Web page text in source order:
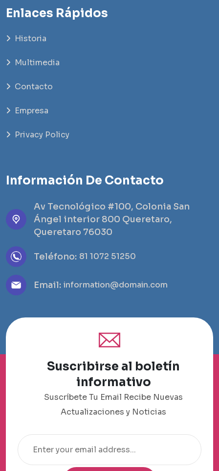
Enlaces Rápidos
Historia
Multimedia
Contacto
Empresa
Privacy Policy
Información De Contacto
Av Tecnológico #100, Colonia San
Ángel interior 800 Queretaro,
Queretaro 76030
Teléfono: 81 1072 51250
Email: information@domain.com
Suscribirse al boletín
informativo
Suscríbete Tu Email Recibe Nuevas
Actualizaciones y Noticias